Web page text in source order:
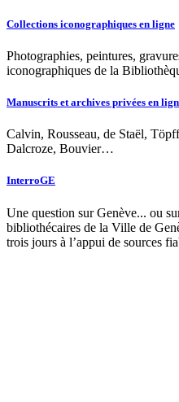
Collections iconographiques en ligne
Photographies, peintures,
iconographiques de la
Manuscrits et archives privées en
Calvin, Rousseau, de Staël,
Dalcroze, Bouvier…
InterroGE
Une question sur Genève... ou
bibliothécaires de la Ville de
trois jours à l’appui de sources